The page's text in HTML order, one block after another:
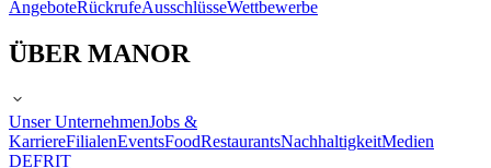
AngeboteRückrufeAusschlüsseWettbewerbe
ÜBER MANOR
Unser UnternehmenJobs &
KarriereFilialenEventsFoodRestaurantsNachhaltigkeitMedien
DEFRIT